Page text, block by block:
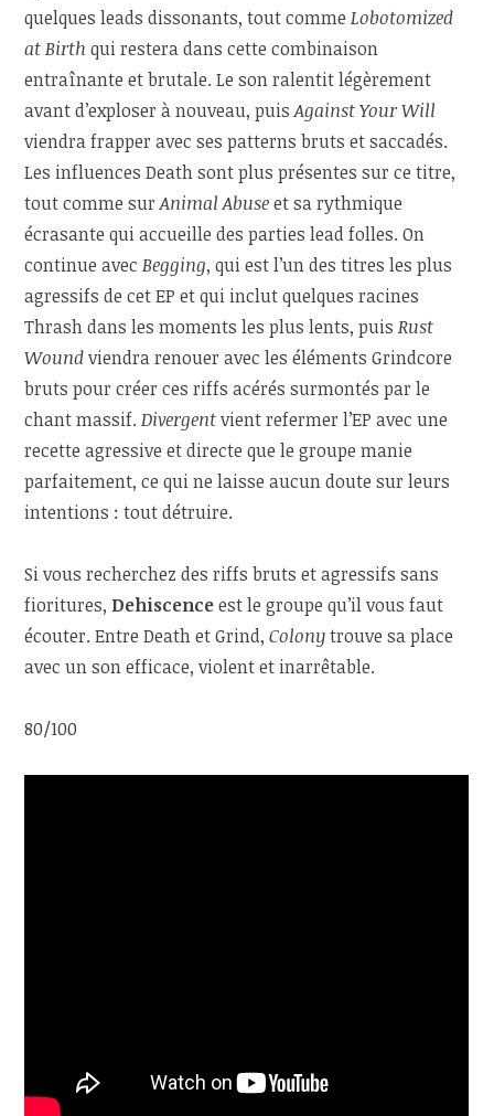
quelques leads dissonants, tout commeLobotomized
at Birth qui restera dans cette combinaison
entraînante et brutale. Le son ralentit légèrement
avant d’exploser à nouveau, puisAgainst Your Will
viendra frapper avec ses patterns bruts et saccadés.
Les influences Death sont plus présentes sur ce titre,
tout comme surAnimal Abuseet sa rythmique
écrasante qui accueille des parties lead folles. On
continue avecBegging, qui est l’un des titres les plus
agressifs de cet EP et qui inclut quelques racines
Thrash dans les moments les plus lents, puisRust
Woundviendra renouer avec les éléments Grindcore
bruts pour créer ces riffs acérés surmontés par le
chant massif.Divergentvient refermer l’EP avec une
recette agressive et directe que le groupe manie
parfaitement, ce qui ne laisse aucun doute sur leurs
intentions : tout détruire.
Si vous recherchez des riffs bruts et agressifs sans
fioritures, Dehiscenceest le groupe qu’il vous faut
écouter. Entre Death et Grind,Colonytrouve sa place
avec un son efficace, violent et inarrêtable.
80/100